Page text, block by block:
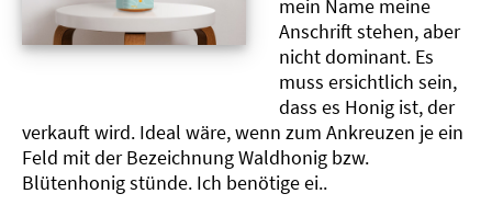
mein Name meine
Anschrift stehen, aber
nicht dominant. Es
muss ersichtlich sein,
dass es Honig ist, der
verkauft wird. Ideal wäre, wenn zum Ankreuzen je ein
Feld mit der Bezeichnung Waldhonig bzw.
Blütenhonig stünde. Ich benötige ei..